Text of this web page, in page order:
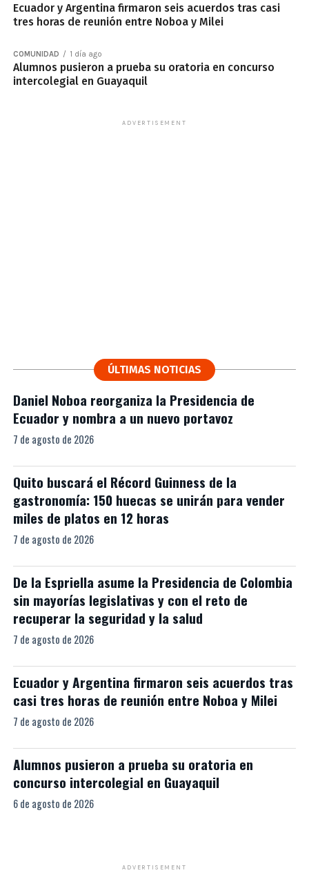
Ecuador y Argentina firmaron seis acuerdos tras casi
tres horas de reunión entre Noboa y Milei
COMUNIDAD 1 día ago
Alumnos pusieron a prueba su oratoria en concurso
intercolegial en Guayaquil
ADVERTISEMENT
ÚLTIMAS NOTICIAS
Daniel Noboa reorganiza la Presidencia de
Ecuador y nombra a un nuevo portavoz
7 de agosto de 2026
Quito buscará el Récord Guinness de la
gastronomía: 150 huecas se unirán para vender
miles de platos en 12 horas
7 de agosto de 2026
De la Espriella asume la Presidencia de Colombia
sin mayorías legislativas y con el reto de
recuperar la seguridad y la salud
7 de agosto de 2026
Ecuador y Argentina firmaron seis acuerdos tras
casi tres horas de reunión entre Noboa y Milei
7 de agosto de 2026
Alumnos pusieron a prueba su oratoria en
concurso intercolegial en Guayaquil
6 de agosto de 2026
ADVERTISEMENT